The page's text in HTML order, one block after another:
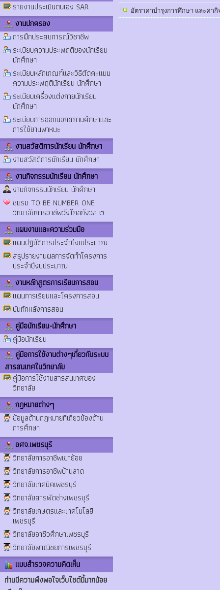
รายงานประเมินตนเอง SAR
งานปกครอง
การฝึกประสบการณ์วิชาชีพ
ระเบียบความประพฤติของนักเรียน
นักศึกษา
ระเบียบหลักเกณฑ์และวิธีตัดคะแนน
ความประพฤตินักเรียน นักศึกษา
ระเบียบเครื่องแต่งกายนักเรียน
นักศึกษา
ระเบียบการออกนอกสถานศึกษาและ
การใช้ยานพาหนะ
งานสวัสดิการนักเรียน นักศึกษา
งานสวัสดิการนักเรียน นักศึกษา
งานกิจกรรมนักเรียน นักศึกษา
งานกิจกรรมนักเรียน นักศึกษา
ชมรม TO BE NUMBER ONE
วิทยาลัยการอาชีพวังไกลกังวล ๒
แผนงานและความร่วมมือ
แผนปฏิบัติการประจำปีงบประมาณ
สรุปรายงานผลการจัดทำโครงการ
ประจำปีงบประมาณ
งานหลักสูตรการเรียนการสอน
แผนการเรียนและโครงการสอน
บันทักหลังการสอน
คู่มือนักเรียน-นักศึกษา
คู่มือนักเรียน
คู่มือการใช้งานต่างๆเกี่ยวกับระบบ
สารสนเทศในวิทยาลัย
คู่มือการใช้งานสารสนเทศของ
วิทยาลัย
กฎหมายต่างๆ
ข้อมูลด้านกฎหมายที่เกี่ยวข้องด้าน
การศึกษา
อศจ.เพชรบุรี
วิทยาลัยการอาชีพเขาย้อย
วิทยาลัยการอาชีพบ้านลาด
วิทยาลัยเทคนิคเพชรบุรี
วิทยาลัยสารพัดช่างเพชรบุรี
วิทยาลัยเกษตรและเทคโนโลยี
เพชรบุรี
วิทยาลัยอาชีวศึกษาเพชรบุรี
วิทยาลัยพาณิชยการเพชรบุรี
แบบสำรวจความคิดเห็น
ท่านมีความพึงพอใจเว็บไซต์นี้มากน้อย
อัตราค่าบำรุงการศึกษา และค่า